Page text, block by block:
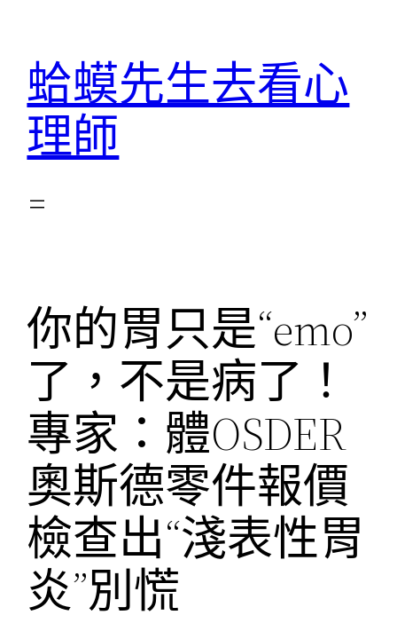
蛤蟆先生去看心
理師
你的胃只是“emo”
了，不是病了！
專家：體OSDER
奧斯德零件報價
檢查出“淺表性胃
炎”別慌